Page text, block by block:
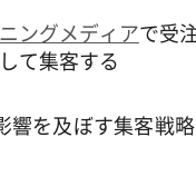
ングメディアで受
て集客する
響を及ぼす集客戦